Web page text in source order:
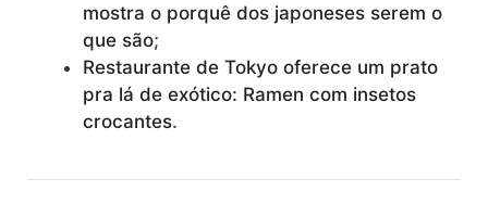
mostra o porquê dos japoneses serem o
que são;
Restaurante de Tokyo oferece um prato
pra lá de exótico: Ramen com insetos
crocantes.